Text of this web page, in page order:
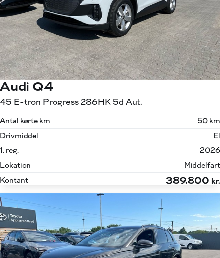
Audi Q4
45 E-tron Progress 286HK 5d Aut.
Antal kørte km
50 km
Drivmiddel
El
1. reg.
2026
Lokation
Middelfart
Kontant
389.800 kr.